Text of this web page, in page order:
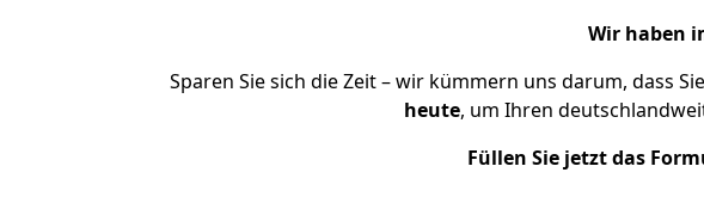
Wir haben
Sparen Sie sich die Zeit – wir kümmern uns darum, dass
heute, um Ihren
Füllen Sie jetzt das